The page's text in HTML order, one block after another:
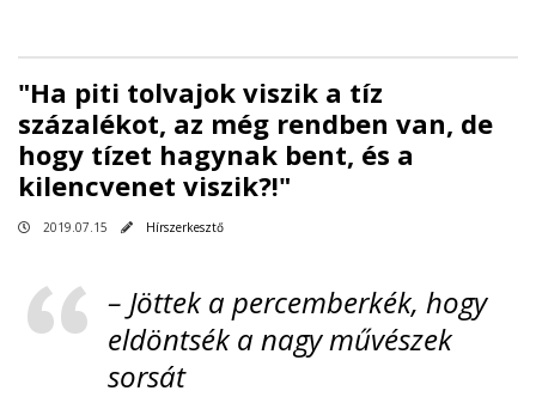
"Ha piti tolvajok viszik a tíz
százalékot, az még rendben van, de
hogy tízet hagynak bent, és a
kilencvenet viszik?!"
2019.07.15 Hírszerkesztő
– Jöttek a percemberkék, hogy
eldöntsék a nagy művészek
sorsát